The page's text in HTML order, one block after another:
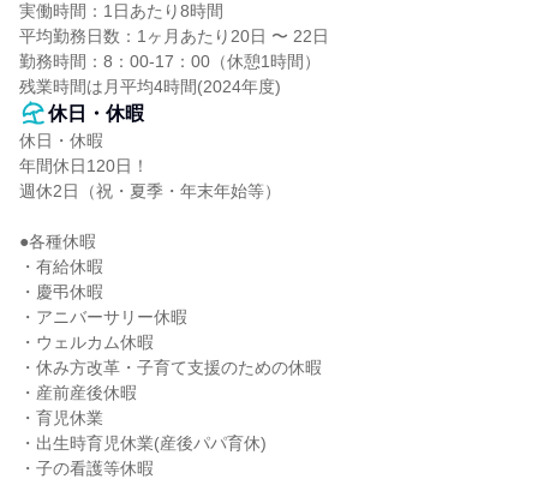
実働時間：1日あたり8時間
平均勤務日数：1ヶ月あたり20日 〜 22日
勤務時間：8：00-17：00（休憩1時間）
残業時間は月平均4時間(2024年度)
休日・休暇
休日・休暇
年間休日120日！
週休2日（祝・夏季・年末年始等）
●各種休暇
・有給休暇
・慶弔休暇
・アニバーサリー休暇
・ウェルカム休暇
・休み方改革・子育て支援のための休暇
・産前産後休暇
・育児休業
・出生時育児休業(産後パパ育休)
・子の看護等休暇